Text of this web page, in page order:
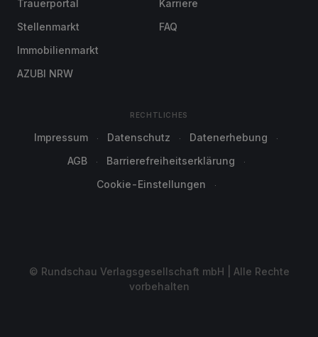
Trauerportal
Stellenmarkt
Immobilienmarkt
AZUBI NRW
Karriere
FAQ
RECHTLICHES
Impressum Datenschutz
Datenerhebung
AGB
Barrierefreiheitserklärung
Cookie-Einstellungen
© Rundschau Verlagsgesellschaft mbH | Alle Rechte
vorbehalten